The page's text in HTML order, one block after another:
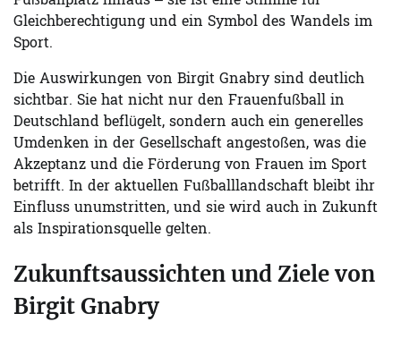
Gleichberechtigung und ein Symbol des Wandels im
Sport.
Die Auswirkungen von Birgit Gnabry sind deutlich
sichtbar. Sie hat nicht nur den Frauenfußball in
Deutschland beflügelt, sondern auch ein generelles
Umdenken in der Gesellschaft angestoßen, was die
Akzeptanz und die Förderung von Frauen im Sport
betrifft. In der aktuellen Fußballlandschaft bleibt ihr
Einfluss unumstritten, und sie wird auch in Zukunft
als Inspirationsquelle gelten.
Zukunftsaussichten und Ziele von
Birgit Gnabry